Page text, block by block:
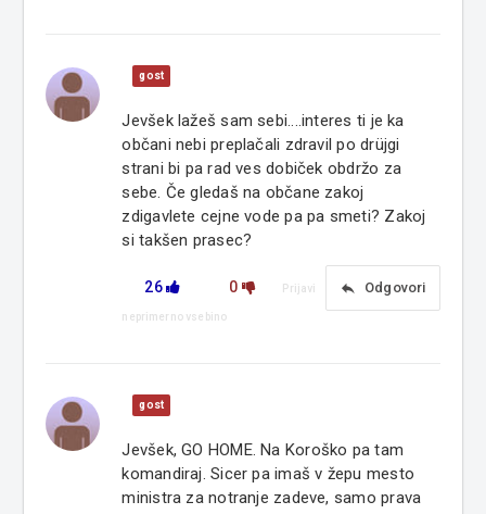
gost
Jevšek lažeš sam sebi....interes ti je ka
občani nebi preplačali zdravil po drüjgi
strani bi pa rad ves dobiček obdržo za
sebe. Če gledaš na občane zakoj
zdigavlete cejne vode pa pa smeti? Zakoj
si takšen prasec?
26 0 reply Odgovori
Prijavi
neprimerno vsebino
gost
Jevšek, GO HOME. Na Koroško pa tam
komandiraj. Sicer pa imaš v žepu mesto
ministra za notranje zadeve, samo prava